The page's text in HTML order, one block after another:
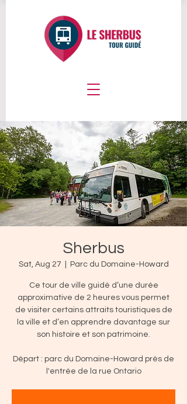
Sherbus
Sat, Aug 27 Parc du Domaine-Howard
Ce tour de ville guidé d’une durée
approximative de 2 heures vous permet
de visiter certains attraits touristiques de
la ville et d’en apprendre davantage sur
son histoire et son patrimoine.
Départ : parc du Domaine-Howard près de
l'entrée de la rue Ontario